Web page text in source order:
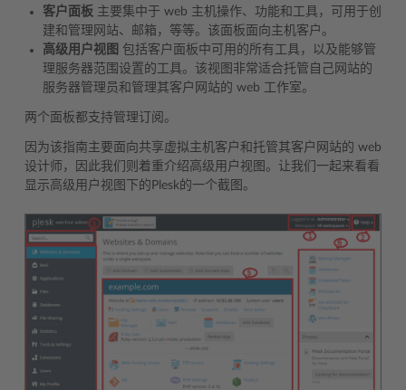
客户面板 主要集中于 web 主机操作、功能和工具，可用于创
建和管理网站、邮箱，等等。该面板面向主机客户。
高级用户视图 包括客户面板中可用的所有工具，以及能够管
理服务器范围设置的工具。该视图非常适合托管自己网站的
服务器管理员和管理其客户网站的 web 工作室。
两个面板都支持管理订阅。
因为该指南主要面向共享虚拟主机客户和托管其客户网站的 web
设计师，因此我们则着重介绍高级用户视图。让我们一起来看看
显示高级用户视图下的Plesk的一个截图。